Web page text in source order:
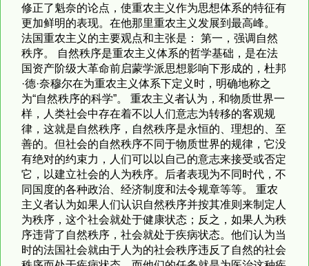
修正了魁奈的论点，使重农主义作为思想体系的特征有
更加鲜明的表现。在他那里重农主义发展到最高峰。
法国重农主义的主要观点和主张是： 第一，强调自然
秩序。 自然秩序是重农主义体系的哲学基础，是在法
国资产阶级大革命前启蒙学派思想影响下形成的，杜邦
·德·奈穆尔在为重农主义体系下定义时，明确地称之
为“自然秩序的科学”。 重农主义者认为，和物质世界一
样，人类社会中存在着不以人们意志为转移的客观规
律，这就是自然秩序，自然秩序是永恒的、理想的、至
善的。但社会的自然秩序不同于物质世界的规律，它没
有绝对的约束力，人们可以以自己的意志来接受或否定
它，以建立社会的人为秩序。后者表现为不同时代，不
同国度的各种政治、经济制度和法令规章等等。 重农
主义者认为如果人们认识自然秩序并按其准则来制定人
为秩序，这个社会就处于健康状态；反之，如果人为秩
序违背了自然秩序，社会就处于疾病状态。他们认为当
时的法国社会就由于人为的社会秩序违反了自然的社会